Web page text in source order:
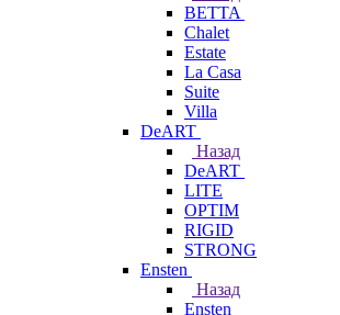
BETTA
Chalet
Estate
La Casa
Suite
Villa
DeART
Назад
DeART
LITE
OPTIM
RIGID
STRONG
Ensten
Назад
Ensten